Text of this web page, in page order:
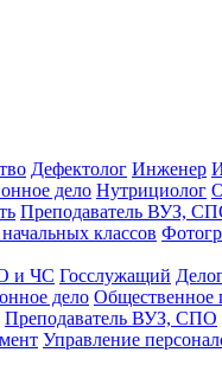
Дефектолог Инженер
дело Нутрициолог
Преподаватель ВУЗ,
классов
и ЧС Госслужащий
дело Общественное
Преподаватель ВУЗ, СПО
Управление